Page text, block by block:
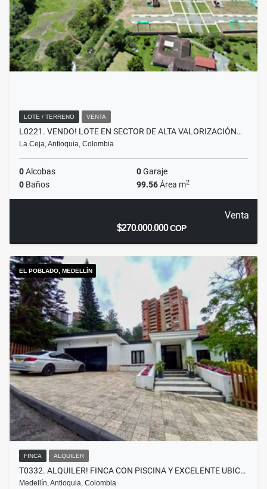
LOTE / TERRENO VENTA
L0221. VENDO! LOTE EN SECTOR DE ALTA VALORIZACIÓN…
La Ceja, Antioquia, Colombia
0Alcobas 0Garaje
0 Baños 99.56Área m2
Venta
$270.000.000COP
EL POBLADO, MEDELLÍN
FINCA ALQUILER
T0332. ALQUILER! FINCA CON PISCINA Y EXCELENTE UBIC…
Medellín, Antioquia, Colombia